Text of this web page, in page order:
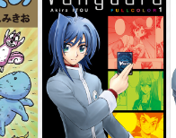
のアイカ
アイカツ！
来へのS…